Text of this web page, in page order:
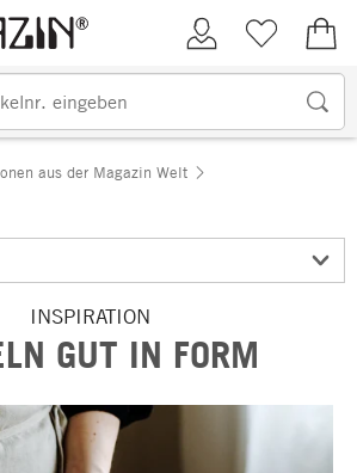
Kundenkonto
Merkliste
aus der Magazin Welt
INSPIRATION
GUT IN FORM